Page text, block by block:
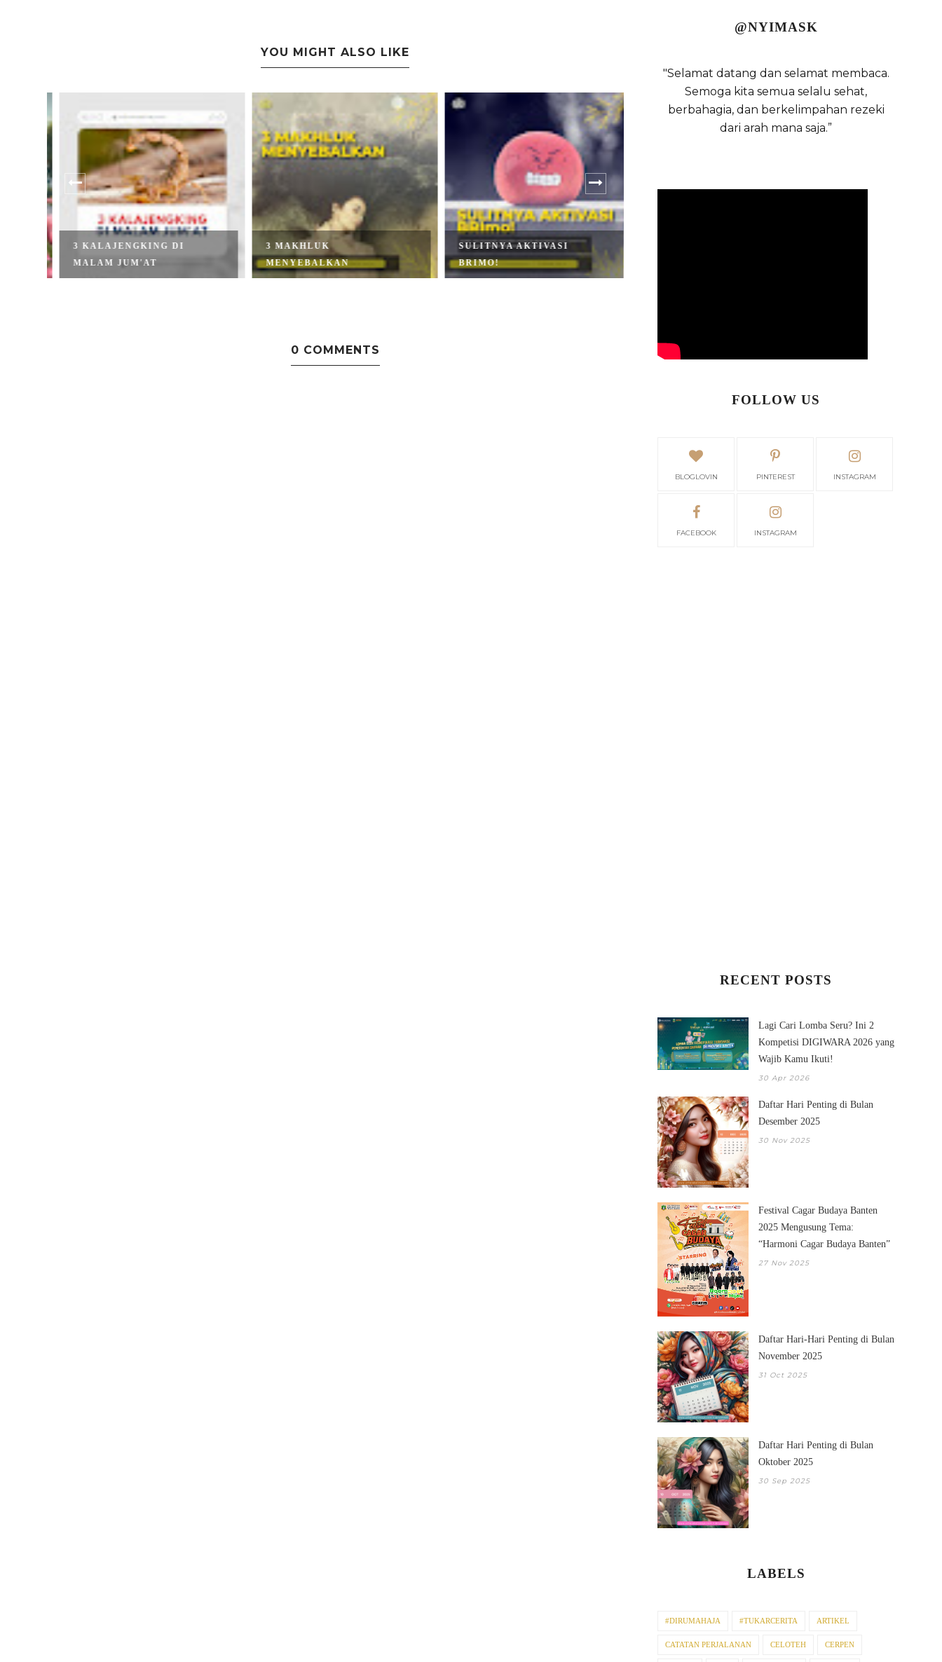
YOU MIGHT ALSO LIKE
3 KALAJENGKING DI
MALAM JUM'AT
3 MAKHLUK
MENYEBALKAN
SULITNYA AKTIVASI
BRIMO!
0 COMMENTS
@NYIMASK
"Selamat datang dan selamat membaca.
Semoga kita semua selalu sehat,
berbahagia, dan berkelimpahan rezeki
dari arah mana saja.”
FOLLOW US
BLOGLOVIN PINTEREST INSTAGRAM
FACEBOOK INSTAGRAM
RECENT POSTS
Lagi Cari Lomba Seru? Ini 2
Kompetisi DIGIWARA 2026 yang
Wajib Kamu Ikuti!
30 Apr 2026
Daftar Hari Penting di Bulan
Desember 2025
30 Nov 2025
Festival Cagar Budaya Banten
2025 Mengusung Tema:
“Harmoni Cagar Budaya Banten”
27 Nov 2025
Daftar Hari-Hari Penting di Bulan
November 2025
31 Oct 2025
Daftar Hari Penting di Bulan
Oktober 2025
30 Sep 2025
LABELS
#DIRUMAHAJA #TUKARCERITA ARTIKEL
CATATAN PERJALANAN CELOTEH CERPEN